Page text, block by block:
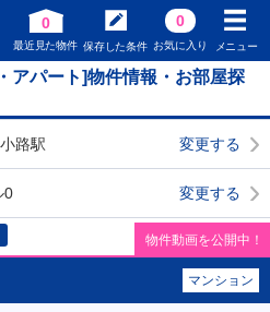
0
最近見た物件 保存した条件
0
お気に入り メニュー
アパート]物件情報・お部屋探
路駅 変更する
0 変更する
物件動画を公開中！
マンション